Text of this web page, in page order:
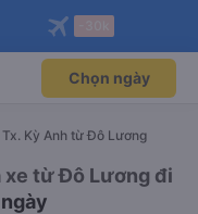
Mở app
bay qua
Mở app
Chọn ngày
Kỳ Anh từ Đô Lương
xe từ Đô Lương đi